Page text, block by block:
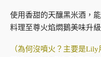
使用香甜的天釀黑米酒，
料理至尊火焰燜鵝美味升級
（為何沒噴火？主要是